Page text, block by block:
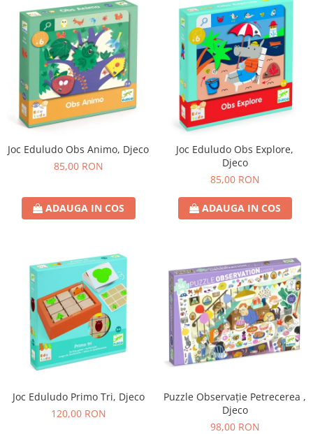
Joc Eduludo Obs Animo, Djeco
85,00 RON
ADAUGA IN COS
Joc Eduludo Obs Explore,
Djeco
85,00 RON
ADAUGA IN COS
Joc Eduludo Primo Tri, Djeco
120,00 RON
Puzzle Observație Petrecerea ,
Djeco
98,00 RON